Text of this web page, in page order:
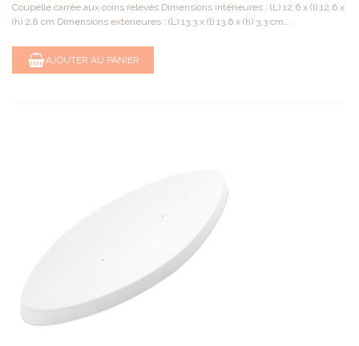
Coupelle carrée aux coins relevés Dimensions intérieures : (L) 12.6 x (l) 12.6 x
(h) 2.8 cm Dimensions extérieures : (L) 13.3 x (l) 13.6 x (h) 3.3 cm...
AJOUTER AU PANIER